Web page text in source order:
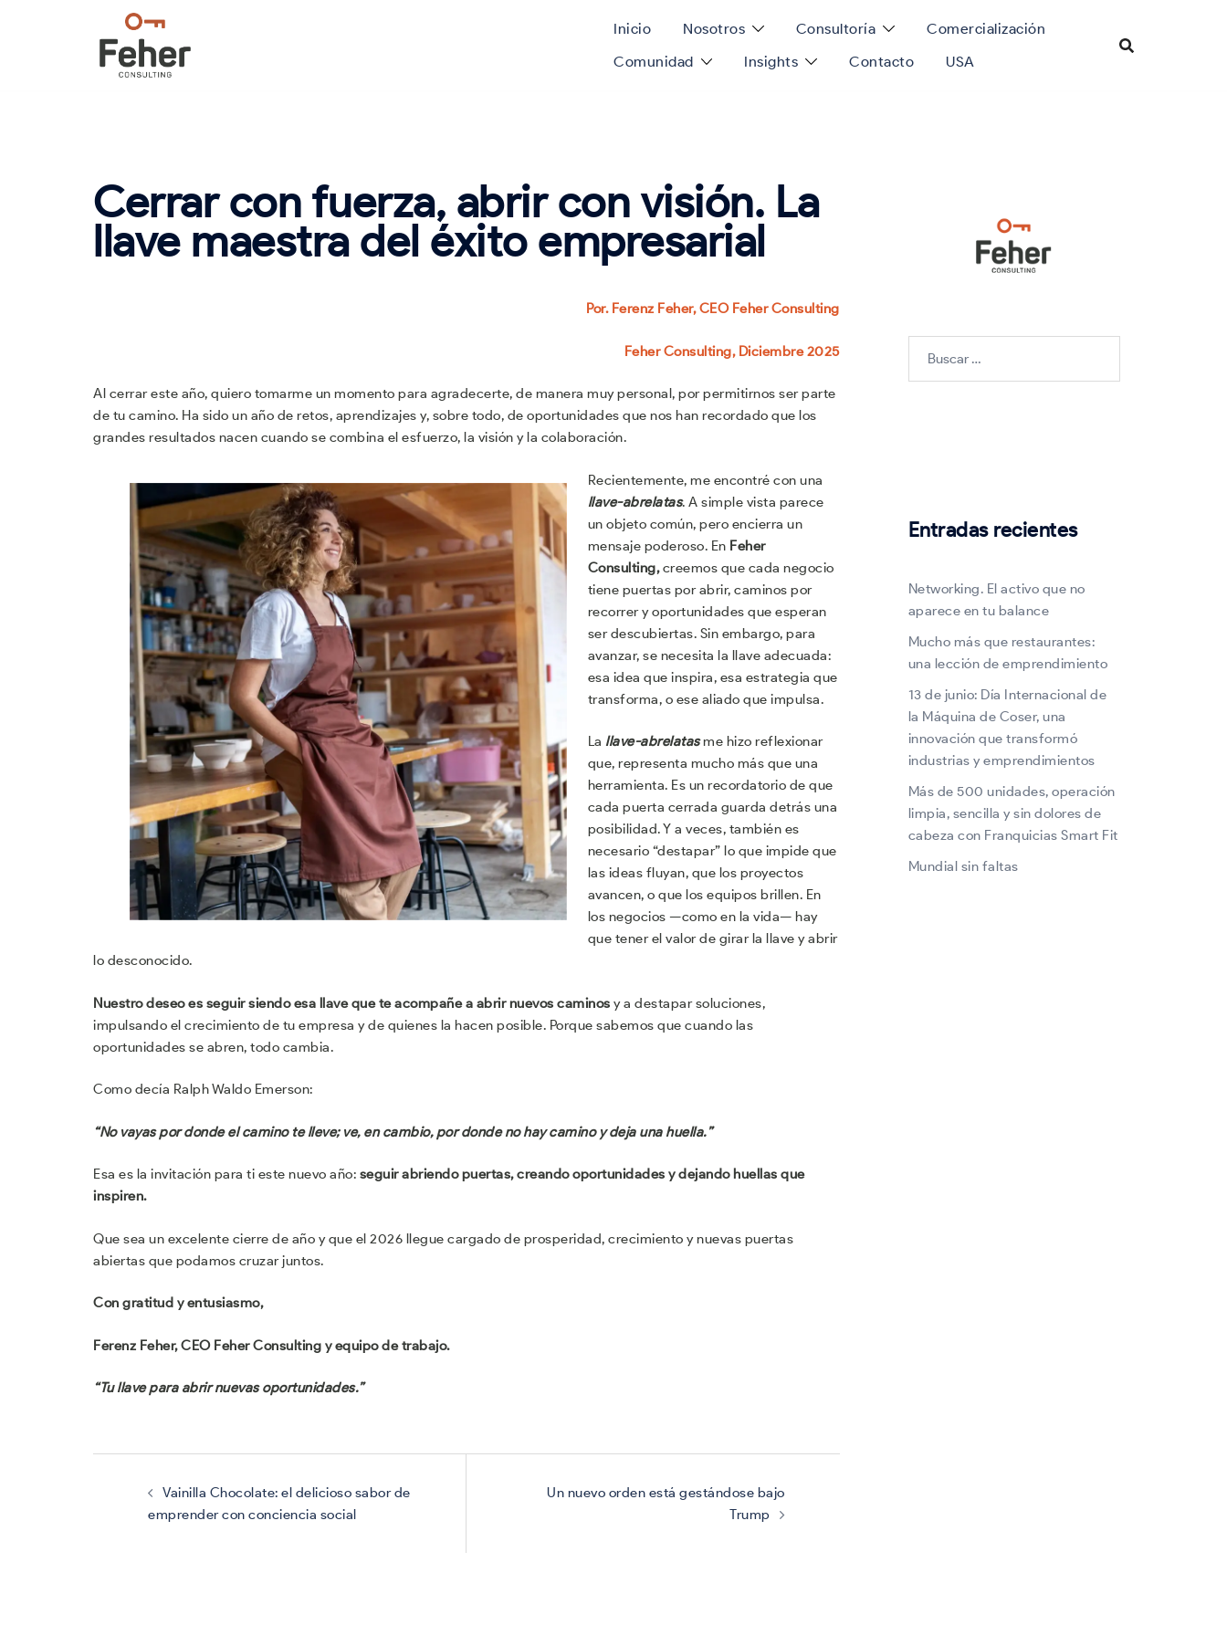
Inicio Nosotros Consultoría
Comercialización
Comunidad
Insights Contacto USA
Cerrar con fuerza, abrir con visión. La
llave maestra del éxito empresarial
Por. Ferenz Feher, CEO Feher Consulting
Feher Consulting, Diciembre 2025
Al cerrar este año, quiero tomarme un momento para agradecerte, de manera muy personal, por permitirnos ser parte
de tu camino. Ha sido un año de retos, aprendizajes y, sobre todo, de oportunidades que nos han recordado que los
grandes resultados nacen cuando se combina el esfuerzo, la visión y la colaboración.
Recientemente, me encontré con una
llave-abrelatas. A simple vista parece
un objeto común, pero encierra un
mensaje poderoso. En Feher
Consulting,creemos que cada negocio
tiene puertas por abrir, caminos por
recorrer y oportunidades que esperan
ser descubiertas. Sin embargo, para
avanzar, se necesita la llave adecuada:
esa idea que inspira, esa estrategia que
transforma, o ese aliado que impulsa.
La llave-abrelatasme hizo reflexionar
que, representa mucho más que una
herramienta. Es un recordatorio de que
cada puerta cerrada guarda detrás una
posibilidad. Y a veces, también es
necesario “destapar” lo que impide que
las ideas fluyan, que los proyectos
avancen, o que los equipos brillen. En
los negocios —como en la vida— hay
que tener el valor de girar la llave y abrir
lo desconocido.
Nuestro deseo es seguir siendo esa llave que te acompañe a abrir nuevos caminos y a destapar soluciones,
impulsando el crecimiento de tu empresa y de quienes la hacen posible. Porque sabemos que cuando las
oportunidades se abren, todo cambia.
Como decía Ralph Waldo Emerson:
“No vayas por donde el camino te lleve; ve, en cambio, por donde no hay camino y deja una huella.”
Esa es la invitación para ti este nuevo año: seguir abriendo puertas, creando oportunidades y dejando huellas que
inspiren.
Que sea un excelente cierre de año y que el 2026 llegue cargado de prosperidad, crecimiento y nuevas puertas
abiertas que podamos cruzar juntos.
Con gratitud y entusiasmo,
Ferenz Feher, CEO Feher Consulting y equipo de trabajo.
“Tu llave para abrir nuevas oportunidades.”
Navegación
entradasVainilla Chocolate: el delicioso sabor de
emprender con conciencia social
Un nuevo orden está gestándose bajo
Trump
Entradas recientes
Networking. El activo que no
aparece en tu balance
Mucho más que restaurantes:
una lección de emprendimiento
13 de junio: Día Internacional de
la Máquina de Coser, una
innovación que transformó
industrias y emprendimientos
Más de 500 unidades, operación
limpia, sencilla y sin dolores de
cabeza con Franquicias Smart Fit
Mundial sin faltas